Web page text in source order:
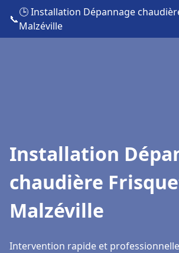
📞
🕒 Installation Dépannage
Malzéville
Installation
chaudière
Malzéville
Intervention rapide et